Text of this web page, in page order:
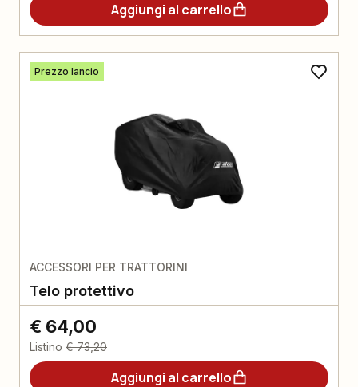
Aggiungi al carrello
Prezzo lancio
ACCESSORI PER TRATTORINI
Telo protettivo
€ 64,00
Listino € 73,20
Aggiungi al carrello